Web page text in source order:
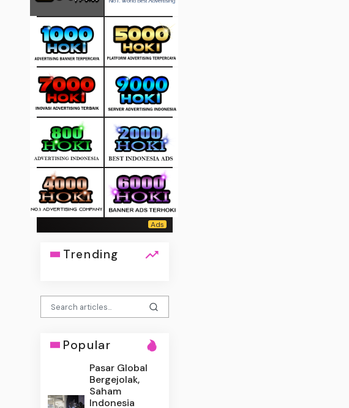
Trending
Popular
Pasar Global
Bergejolak,
Saham
Indonesia